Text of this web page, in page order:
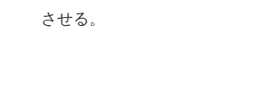
させる。